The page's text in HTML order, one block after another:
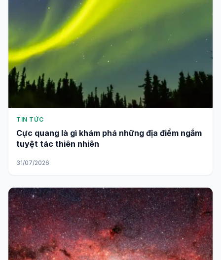
TIN TỨC
Cực quang là gì khám phá những địa điểm ngắm
tuyệt tác thiên nhiên
31/07/2026